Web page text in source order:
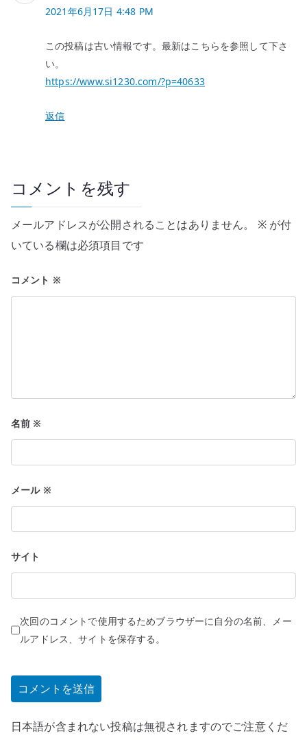
2021年6月17日 4:48 PM
この投稿は古い情報です。最新はこちらを参照して下さ
い。
https://www.si1230.com/?p=40633
返信
コメントを残す
メールアドレスが公開されることはありません。 ※が付
いている欄は必須項目です
コメント ※
名前※
メール ※
サイト
次回のコメントで使用するためブラウザーに自分の名前、メー
ルアドレス、サイトを保存する。
日本語が含まれない投稿は無視されますのでご注意くだ